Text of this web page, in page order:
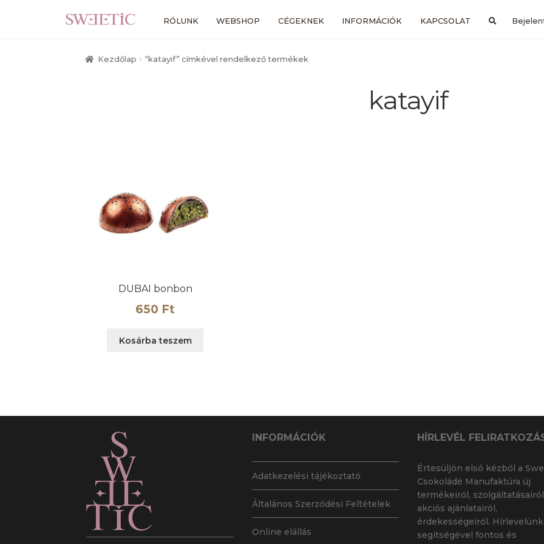
a
a
RÓLUNK WEBSHOP CÉGEKNEK INFORMÁCIÓK KAPCSOLAT
Kezdőlap “katayif” címkével rendelkező termékek
katayif
DUBAI bonbon
650 Ft
Kosárba teszem
INFORMÁCIÓK
Adatkezelési tájékoztató
Általános Szerződési Feltételek
Online elállás
HÍRLEVÉL
Értesüljön első kézből a
Csokoládé Manufaktúra új
termékeiről,
akciós ajánlatairól,
érdekességeiről. Hírlevelünk
segítségével fontos és